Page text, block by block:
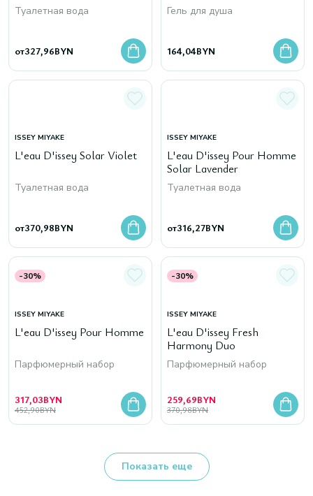
Туалетная вода
от327,96BYN
Гель для душа
164,04BYN
ISSEY MIYAKE
L'eau D'issey Solar Violet
Туалетная вода
от370,98BYN
ISSEY MIYAKE
L'eau D'issey Pour Homme
Solar Lavender
Туалетная вода
от316,27BYN
-30%
ISSEY MIYAKE
L'eau D'issey Pour Homme
Парфюмерный набор
317,03BYN
452,90BYN
-30%
ISSEY MIYAKE
L'eau D'issey Fresh
Harmony Duo
Парфюмерный набор
259,69BYN
370,98BYN
Показать еще